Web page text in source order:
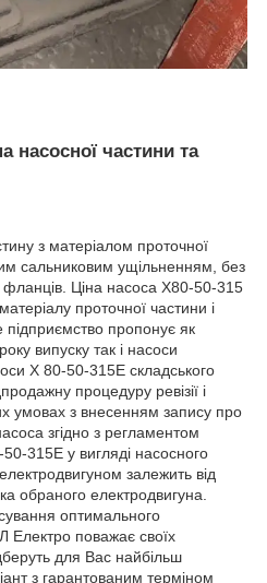
насосної частини та
з матеріалом проточної
сальниковим ущільненням, без
фланців. Ціна насоса Х80-50-315
проточної частини і
пропонує як
випуску так і насоси
Х 80-50-315Е складського
процедуру ревізії і
умовах з внесенням запису про
згідно з регламентом
315Е у вигляді насосного
залежить від
обраного електродвигуна.
оптимального
Електро поважає своїх
для Вас найбільш
з гарантованим терміном